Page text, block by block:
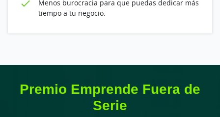
Menos burocracia para que puedas dedicar más
tiempo a tu negocio.
Premio Emprende Fuera de
Serie